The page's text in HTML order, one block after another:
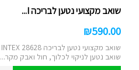
שואב מקצועי נטען לבריכה I...
590.00
₪
שואב מקצועי נטען לבריכה INTEX 28628
שואב נטען לניקוי לכלוך, חול ואבק מקר...